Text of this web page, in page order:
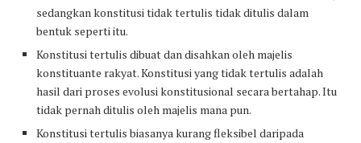
sedangkan konstitusi tidak tertulis tidak ditulis dalam
bentuk seperti itu.
Konstitusi tertulis dibuat dan disahkan oleh majelis
konstituante rakyat. Konstitusi yang tidak tertulis adalah
hasil dari proses evolusi konstitusional secara bertahap. Itu
tidak pernah ditulis oleh majelis mana pun.
Konstitusi tertulis biasanya kurang fleksibel daripada